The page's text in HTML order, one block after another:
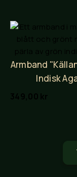
Armband
Indisk